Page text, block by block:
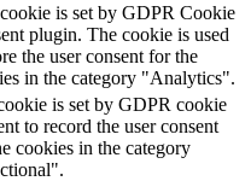
is set by GDPR Cookie
plugin. The cookie is used
the user consent for the
in the category "Analytics".
is set by GDPR cookie
to record the user consent
cookies in the category